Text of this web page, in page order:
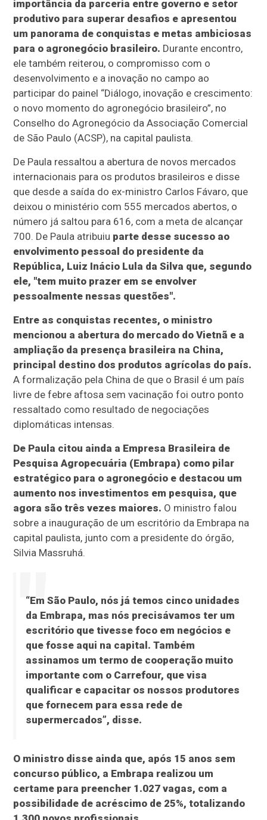
importância da parceria entre governo e setor
produtivo para superar desafios e apresentou
um panorama de conquistas e metas ambiciosas
para o agronegócio brasileiro. Durante encontro,
ele também reiterou, o compromisso com o
desenvolvimento e a inovação no campo ao
participar do painel “Diálogo, inovação e crescimento:
o novo momento do agronegócio brasileiro”, no
Conselho do Agronegócio da Associação Comercial
de São Paulo (ACSP), na capital paulista.
De Paula ressaltou a abertura de novos mercados
internacionais para os produtos brasileiros e disse
que desde a saída do ex-ministro Carlos Fávaro, que
deixou o ministério com 555 mercados abertos, o
número já saltou para 616, com a meta de alcançar
700. De Paula atribuiu parte desse sucesso ao
envolvimento pessoal do presidente da
República, Luiz Inácio Lula da Silva que, segundo
ele, "tem muito prazer em se envolver
pessoalmente nessas questões".
Entre as conquistas recentes, o ministro
mencionou a abertura do mercado do Vietnã e a
ampliação da presença brasileira na China,
principal destino dos produtos agrícolas do país.
A formalização pela China de que o Brasil é um país
livre de febre aftosa sem vacinação foi outro ponto
ressaltado como resultado de negociações
diplomáticas intensas.
De Paula citou ainda a Empresa Brasileira de
Pesquisa Agropecuária (Embrapa) como pilar
estratégico para o agronegócio e destacou um
aumento nos investimentos em pesquisa, que
agora são três vezes maiores. O ministro falou
sobre a inauguração de um escritório da Embrapa na
capital paulista, junto com a presidente do órgão,
Silvia Massruhá.
“Em São Paulo, nós já temos cinco unidades
da Embrapa, mas nós precisávamos ter um
escritório que tivesse foco em negócios e
que fosse aqui na capital. Também
assinamos um termo de cooperação muito
importante com o Carrefour, que visa
qualificar e capacitar os nossos produtores
que fornecem para essa rede de
supermercados”, disse.
O ministro disse ainda que, após 15 anos sem
concurso público, a Embrapa realizou um
certame para preencher 1.027 vagas, com a
possibilidade de acréscimo de 25%, totalizando